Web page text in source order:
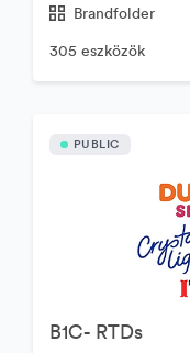
Brandfolder
305 eszközök
PUBLIC
B1C- RTDs